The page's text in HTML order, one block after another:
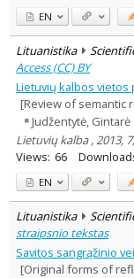
EN
Lituanistika
Access (CC) BY
Lietuvių kalbos vietos
[Review of semantic
Judžentytė, Gintarė
Lietuvių kalba , 2013,
Views: 66
EN
Lituanistika
straipsnio tekstas
Savitos sangrąžinio
[Original forms of